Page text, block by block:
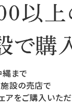
まで
設の売店で
アをご購入いただ